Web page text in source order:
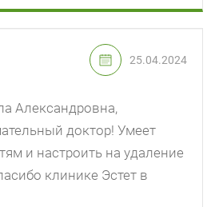
25.04.2024
Александровна,
доктор! Умеет
и настроить на удаление
клинике Эстет в